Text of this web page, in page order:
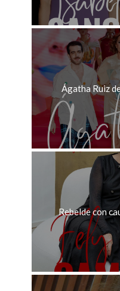
Ágatha Ruiz
Rebelde con